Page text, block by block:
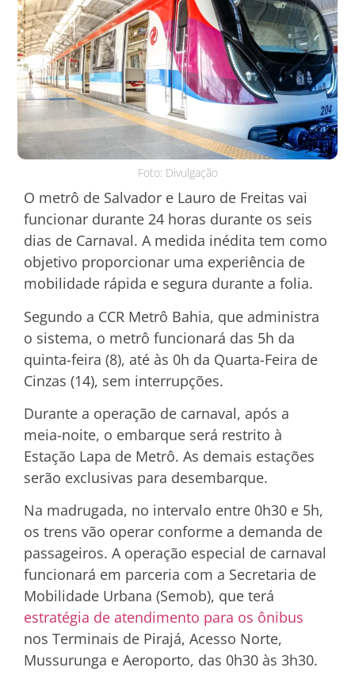
Foto: Divulgação
O metrô de Salvador e Lauro de Freitas vai
funcionar durante 24 horas durante os seis
dias de Carnaval. A medida inédita tem como
objetivo proporcionar uma experiência de
mobilidade rápida e segura durante a folia.
Segundo a CCR Metrô Bahia, que administra
o sistema, o metrô funcionará das 5h da
quinta-feira (8), até às 0h da Quarta-Feira de
Cinzas (14), sem interrupções.
Durante a operação de carnaval, após a
meia-noite, o embarque será restrito à
Estação Lapa de Metrô. As demais estações
serão exclusivas para desembarque.
Na madrugada, no intervalo entre 0h30 e 5h,
os trens vão operar conforme a demanda de
passageiros. A operação especial de carnaval
funcionará em parceria com a Secretaria de
Mobilidade Urbana (Semob), que terá
estratégia de atendimento para os ônibus
nos Terminais de Pirajá, Acesso Norte,
Mussurunga e Aeroporto, das 0h30 às 3h30.